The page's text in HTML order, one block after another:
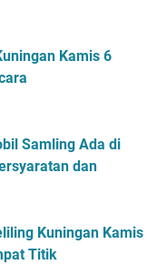
Kamis 6
Samling Ada di
dan
Kuningan Kamis
Titik